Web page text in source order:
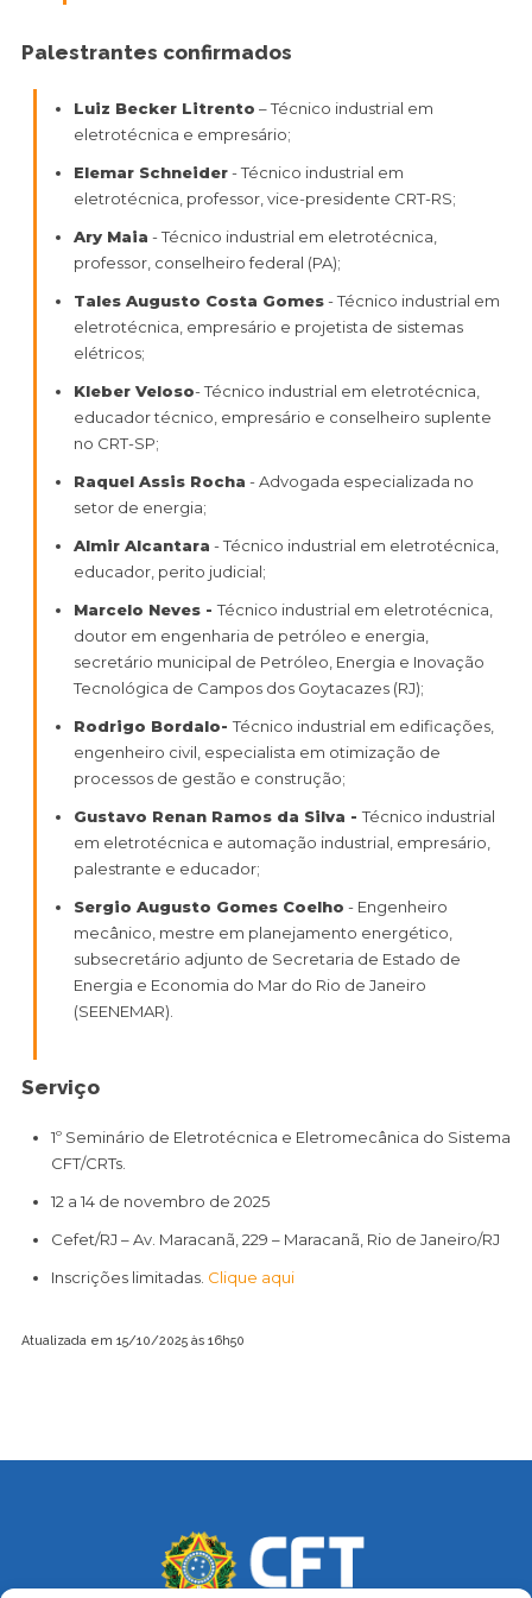
Palestrantes confirmados
Luiz Becker Litrento – Técnico industrial em
eletrotécnica e empresário;
Elemar Schneider- Técnico industrial em
eletrotécnica, professor, vice-presidente CRT-RS;
Ary Maia - Técnico industrial em eletrotécnica,
professor, conselheiro federal (PA);
Tales Augusto Costa Gomes- Técnico industrial em
eletrotécnica, empresário e projetista de sistemas
elétricos;
Kleber Veloso- Técnico industrial em eletrotécnica,
educador técnico, empresário e conselheiro suplente
no CRT-SP;
Raquel Assis Rocha - Advogada especializada no
setor de energia;
Almir Alcantara - Técnico industrial em eletrotécnica,
educador, perito judicial;
Marcelo Neves -Técnico industrial em eletrotécnica,
doutor em engenharia de petróleo e energia,
secretário municipal de Petróleo, Energia e Inovação
Tecnológica de Campos dos Goytacazes (RJ);
Rodrigo Bordalo-Técnico industrial em edificações,
engenheiro civil, especialista em otimização de
processos de gestão e construção;
Gustavo Renan Ramos da Silva -Técnico industrial
em eletrotécnica e automação industrial, empresário,
palestrante e educador;
Sergio Augusto Gomes Coelho - Engenheiro
mecânico, mestre em planejamento energético,
subsecretário adjunto de Secretaria de Estado de
Energia e Economia do Mar do Rio de Janeiro
(SEENEMAR).
Serviço
1º Seminário de Eletrotécnica e Eletromecânica do Sistema
CFT/CRTs.
12 a 14 de novembro de 2025
Cefet/RJ – Av. Maracanã, 229 – Maracanã, Rio de Janeiro/RJ
Inscrições limitadas. Clique aqui
Atualizada em 15/10/2025 às 16h50